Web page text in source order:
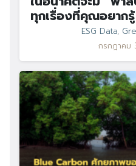
ทุกเรื่องที่คุณอยากรู้
ESG Data,
กรกฎาคม